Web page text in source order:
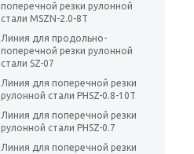
поперечной резки рулонной
стали МSZN-2.0-8T
Линия для продольно-
поперечной резки рулонной
стали SZ-07
Линия для поперечной резки
рулонной стали PHSZ-0.8-10Т
Линия для поперечной резки
рулонной стали PHSZ-0.7
Линия для поперечной резки